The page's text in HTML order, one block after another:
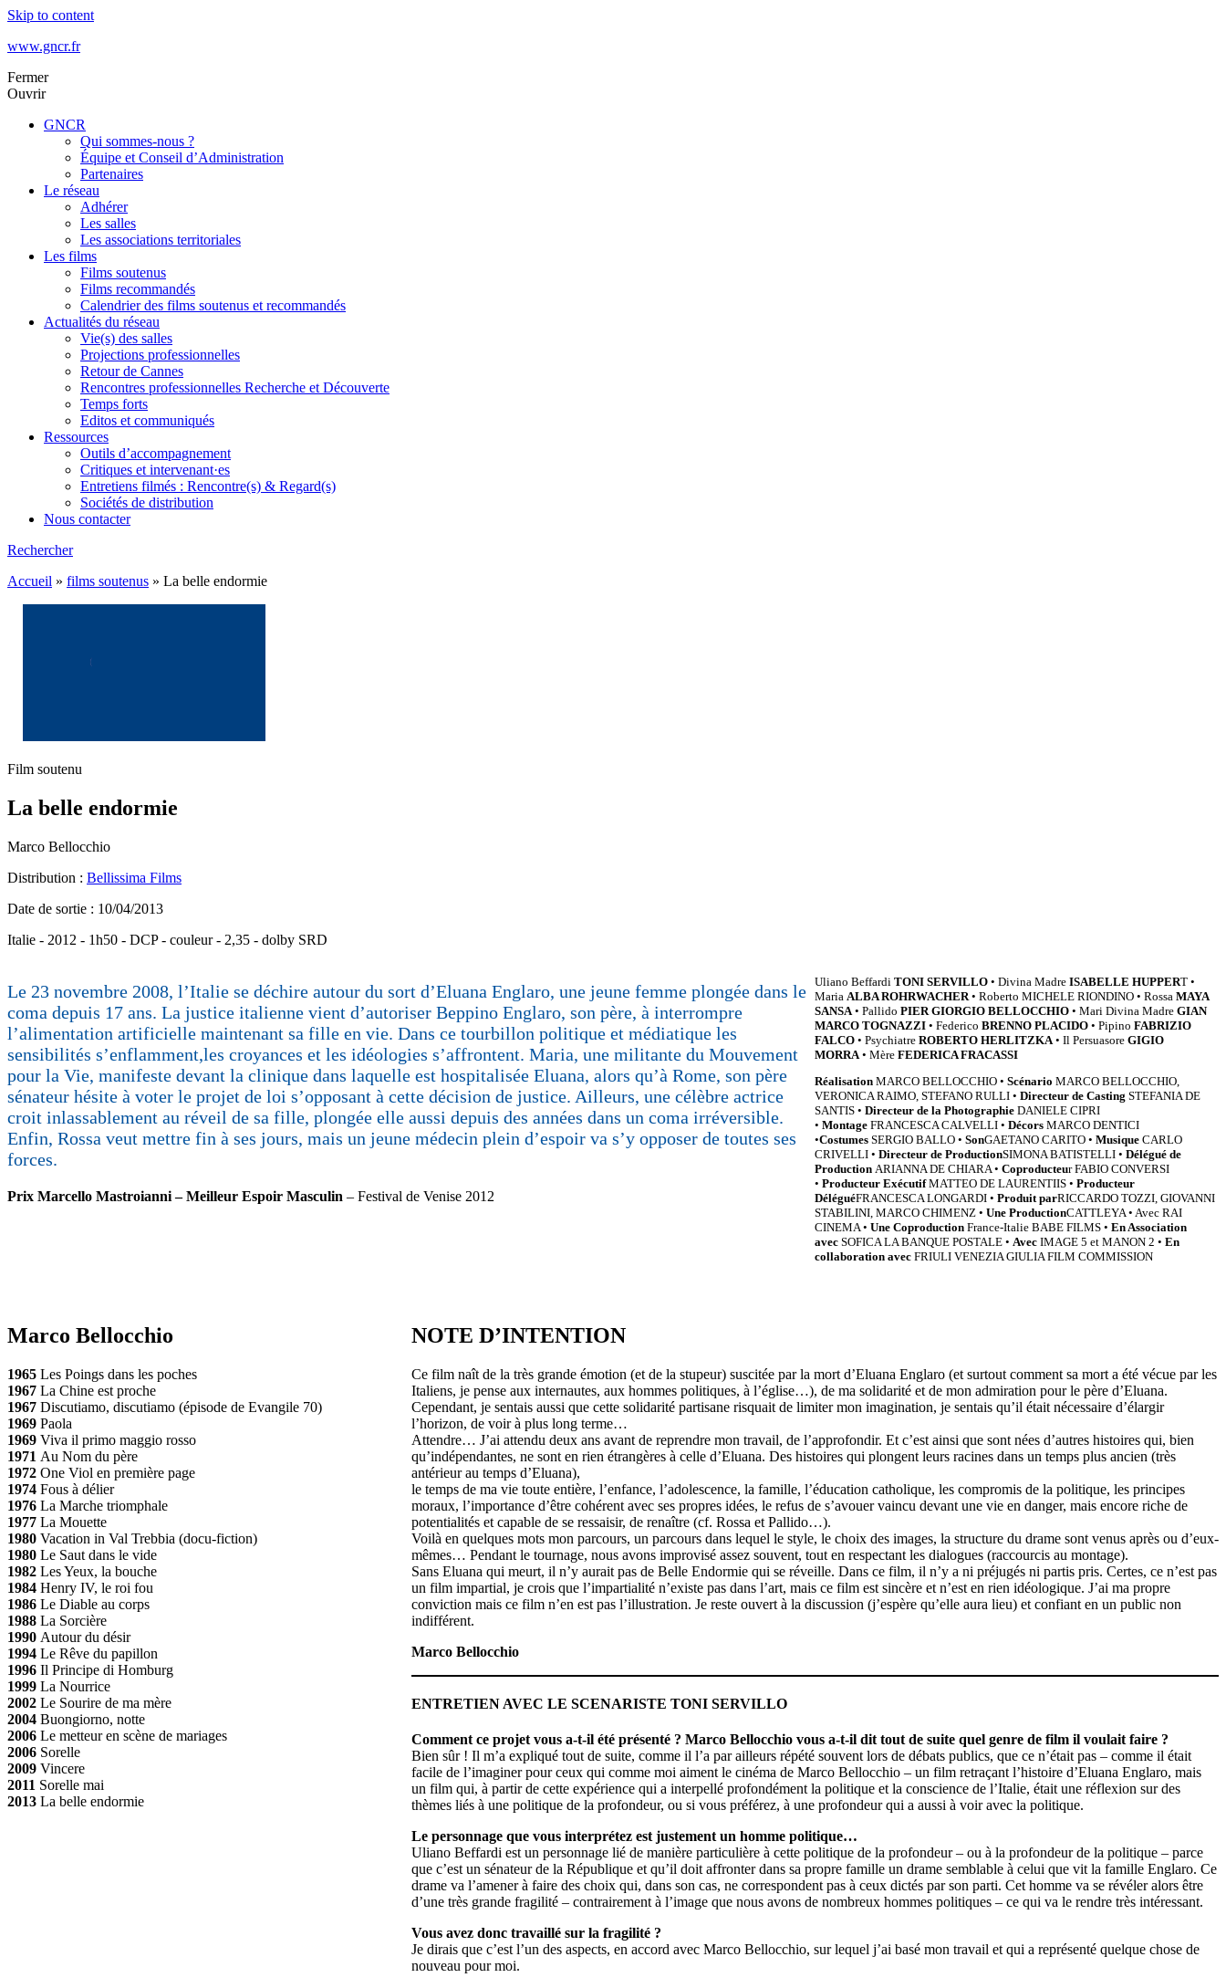
Skip to content
www.gncr.fr
Fermer
Ouvrir
GNCR
Qui sommes-nous ?
Équipe et Conseil d’Administration
Partenaires
Le réseau
Adhérer
Les salles
Les associations territoriales
Les films
Films soutenus
Films recommandés
Calendrier des films soutenus et recommandés
Actualités du réseau
Vie(s) des salles
Projections professionnelles
Retour de Cannes
Rencontres professionnelles Recherche et Découverte
Temps forts
Editos et communiqués
Ressources
Outils d’accompagnement
Critiques et intervenant·es
Entretiens filmés : Rencontre(s) & Regard(s)
Sociétés de distribution
Nous contacter
Rechercher
Accueil » films soutenus » La belle endormie
Film soutenu
La belle endormie
Marco Bellocchio
Distribution : Bellissima Films
Date de sortie : 10/04/2013
Italie - 2012 - 1h50 - DCP - couleur - 2,35 - dolby SRD
Le 23 novembre 2008, l’Italie se déchire autour du sort d’Eluana Englaro, une jeune femme plongée dans le
coma depuis 17 ans. La justice italienne vient d’autoriser Beppino Englaro, son père, à interrompre
l’alimentation artificielle maintenant sa fille en vie. Dans ce tourbillon politique et médiatique les
sensibilités s’enflamment,les croyances et les idéologies s’affrontent. Maria, une militante du Mouvement
pour la Vie, manifeste devant la clinique dans laquelle est hospitalisée Eluana, alors qu’à Rome, son père
sénateur hésite à voter le projet de loi s’opposant à cette décision de justice. Ailleurs, une célèbre actrice
croit inlassablement au réveil de sa fille, plongée elle aussi depuis des années dans un coma irréversible.
Enfin, Rossa veut mettre fin à ses jours, mais un jeune médecin plein d’espoir va s’y opposer de toutes ses
forces.
Prix Marcello Mastroianni – Meilleur Espoir Masculin – Festival de Venise 2012
Uliano BeffardiTONI SERVILLO • Divina MadreISABELLE HUPPERT •
Maria ALBA ROHRWACHER • Roberto MICHELE RIONDINO • RossaMAYA
SANSA • Pallido PIER GIORGIO BELLOCCHIO • Mari Divina MadreGIAN
MARCO TOGNAZZI • FedericoBRENNO PLACIDO • PipinoFABRIZIO
FALCO • PsychiatreROBERTO HERLITZKA • Il PersuasoreGIGIO
MORRA • MèreFEDERICA FRACASSI
RéalisationMARCO BELLOCCHIO •Scénario MARCO BELLOCCHIO,
VERONICA RAIMO, STEFANO RULLI •Directeur de Casting STEFANIA DE
SANTIS •Directeur de la PhotographieDANIELE CIPRI
•Montage FRANCESCA CALVELLI • Décors MARCO DENTICI
•Costumes SERGIO BALLO •SonGAETANO CARITO •Musique CARLO
CRIVELLI •Directeur de ProductionSIMONA BATISTELLI •Délégué de
Production ARIANNA DE CHIARA •Coproducteur FABIO CONVERSI
•Producteur ExécutifMATTEO DE LAURENTIIS •Producteur
DéléguéFRANCESCA LONGARDI •Produit parRICCARDO TOZZI, GIOVANNI
STABILINI, MARCO CHIMENZ •Une ProductionCATTLEYA • Avec RAI
CINEMA • Une Coproduction France-Italie BABE FILMS •En Association
avec SOFICA LA BANQUE POSTALE • Avec IMAGE 5 et MANON 2 •En
collaboration avecFRIULI VENEZIA GIULIA FILM COMMISSION
Marco Bellocchio
1965 Les Poings dans les poches
1967 La Chine est proche
1967 Discutiamo, discutiamo (épisode de Evangile 70)
1969 Paola
1969 Viva il primo maggio rosso
1971 Au Nom du père
1972 One Viol en première page
1974 Fous à délier
1976 La Marche triomphale
1977 La Mouette
1980 Vacation in Val Trebbia (docu-fiction)
1980 Le Saut dans le vide
1982 Les Yeux, la bouche
1984 Henry IV, le roi fou
1986 Le Diable au corps
1988 La Sorcière
1990 Autour du désir
1994 Le Rêve du papillon
1996 Il Principe di Homburg
1999 La Nourrice
2002 Le Sourire de ma mère
2004 Buongiorno, notte
2006 Le metteur en scène de mariages
2006 Sorelle
2009 Vincere
2011 Sorelle mai
2013 La belle endormie
NOTE D’INTENTION
Ce film naît de la très grande émotion (et de la stupeur) suscitée par la mort d’Eluana Englaro (et surtout comment sa mort a été vécue par les
Italiens, je pense aux internautes, aux hommes politiques, à l’église…), de ma solidarité et de mon admiration pour le père d’Eluana.
Cependant, je sentais aussi que cette solidarité partisane risquait de limiter mon imagination, je sentais qu’il était nécessaire d’élargir
l’horizon, de voir à plus long terme…
Attendre… J’ai attendu deux ans avant de reprendre mon travail, de l’approfondir. Et c’est ainsi que sont nées d’autres histoires qui, bien
qu’indépendantes, ne sont en rien étrangères à celle d’Eluana. Des histoires qui plongent leurs racines dans un temps plus ancien (très
antérieur au temps d’Eluana),
le temps de ma vie toute entière, l’enfance, l’adolescence, la famille, l’éducation catholique, les compromis de la politique, les principes
moraux, l’importance d’être cohérent avec ses propres idées, le refus de s’avouer vaincu devant une vie en danger, mais encore riche de
potentialités et capable de se ressaisir, de renaître (cf. Rossa et Pallido…).
Voilà en quelques mots mon parcours, un parcours dans lequel le style, le choix des images, la structure du drame sont venus après ou d’eux-
mêmes… Pendant le tournage, nous avons improvisé assez souvent, tout en respectant les dialogues (raccourcis au montage).
Sans Eluana qui meurt, il n’y aurait pas de Belle Endormie qui se réveille. Dans ce film, il n’y a ni préjugés ni partis pris. Certes, ce n’est pas
un film impartial, je crois que l’impartialité n’existe pas dans l’art, mais ce film est sincère et n’est en rien idéologique. J’ai ma propre
conviction mais ce film n’en est pas l’illustration. Je reste ouvert à la discussion (j’espère qu’elle aura lieu) et confiant en un public non
indifférent.
Marco Bellocchio
ENTRETIEN AVEC LE SCENARISTE TONI SERVILLO
Comment ce projet vous a-t-il été présenté ? Marco Bellocchio vous a-t-il dit tout de suite quel genre de film il voulait faire ?
Bien sûr ! Il m’a expliqué tout de suite, comme il l’a par ailleurs répété souvent lors de débats publics, que ce n’était pas – comme il était
facile de l’imaginer pour ceux qui comme moi aiment le cinéma de Marco Bellocchio – un film retraçant l’histoire d’Eluana Englaro, mais
un film qui, à partir de cette expérience qui a interpellé profondément la politique et la conscience de l’Italie, était une réflexion sur des
thèmes liés à une politique de la profondeur, ou si vous préférez, à une profondeur qui a aussi à voir avec la politique.
Le personnage que vous interprétez est justement un homme politique…
Uliano Beffardi est un personnage lié de manière particulière à cette politique de la profondeur – ou à la profondeur de la politique – parce
que c’est un sénateur de la République et qu’il doit affronter dans sa propre famille un drame semblable à celui que vit la famille Englaro. Ce
drame va l’amener à faire des choix qui, dans son cas, ne correspondent pas à ceux dictés par son parti. Cet homme va se révéler alors être
d’une très grande fragilité – contrairement à l’image que nous avons de nombreux hommes politiques – ce qui va le rendre très intéressant.
Vous avez donc travaillé sur la fragilité ?
Je dirais que c’est l’un des aspects, en accord avec Marco Bellocchio, sur lequel j’ai basé mon travail et qui a représenté quelque chose de
nouveau pour moi.